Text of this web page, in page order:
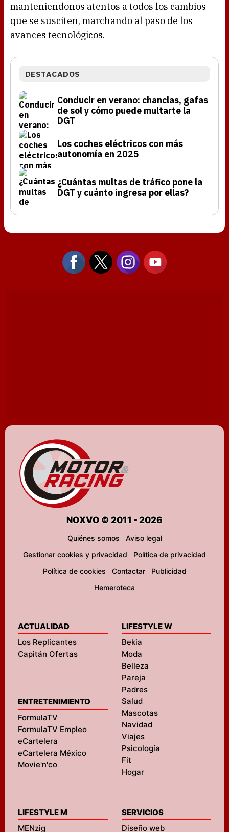
manteniendonos atentos a todos los cambios
que se susciten, marchando al paso de los
avances tecnológicos.
DESTACADOS
Conducir en verano: chanclas, gafas
de sol y cómo puede multarte la
DGT
Los coches eléctricos con más
autonomía en 2025
¿Cuántas multas de tráfico pone la
DGT y cuánto ingresa por ellas?
NOXVO © 2011 - 2026
Quiénes somos
Aviso legal
Gestionar cookies y privacidad
Política de privacidad
Política de cookies
Contactar
Publicidad
Hemeroteca
ACTUALIDAD
Los Replicantes
Capitán Ofertas
ENTRETENIMIENTO
FormulaTV
FormulaTV Empleo
eCartelera
eCartelera México
Movie'n'co
LIFESTYLE W
Bekia
Moda
Belleza
Pareja
Padres
Salud
Mascotas
Navidad
Viajes
Psicología
Fit
Hogar
LIFESTYLE M
MENzig
SERVICIOS
Diseño web